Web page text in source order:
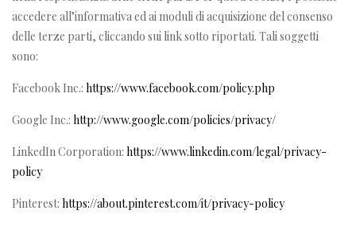
accedere all’informativa ed ai moduli di acquisizione del consenso
delle terze parti, cliccando sui link sotto riportati. Tali soggetti
sono:
Facebook Inc.: https://www.facebook.com/policy.php
Google Inc.: http://www.google.com/policies/privacy/
LinkedIn Corporation: https://www.linkedin.com/legal/privacy-
policy
Pinterest: https://about.pinterest.com/it/privacy-policy